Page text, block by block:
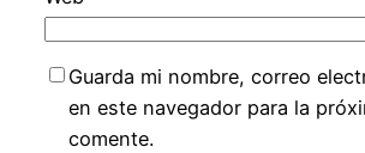
Guarda mi nombre, correo
en este navegador para la
comente.